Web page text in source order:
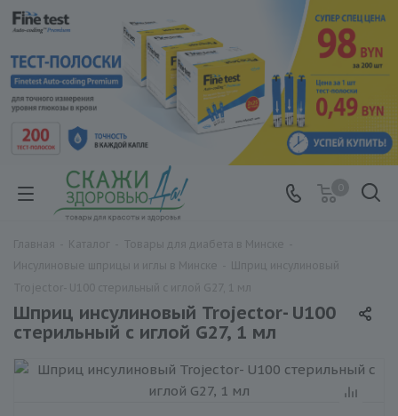
Шприц инсулиновый Trojector- U100
стерильный с иглой G27, 1 мл